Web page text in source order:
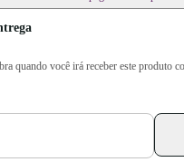
quando você irá receber este produto